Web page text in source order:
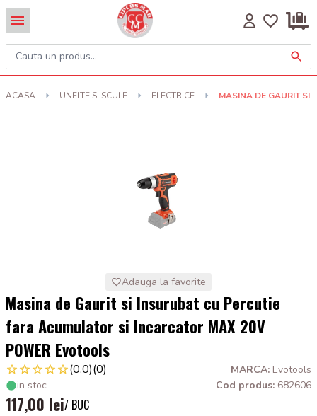
ACASA UNELTE SI SCULE ELECTRICE MASINA DE GAURIT SI
Adauga la favorite
Masina de Gaurit si Insurubat cu Percutie
fara Acumulator si Incarcator MAX 20V
POWER Evotools
(0.0)(0) MARCA: Evotools
in stoc
Cod produs: 682606
117,00 lei/ BUC